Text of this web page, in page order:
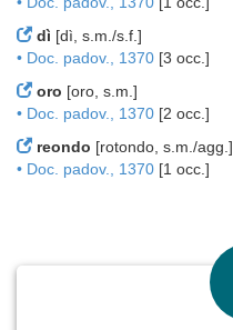
dì [dì, s.m./s.f.]
• Doc. padov., 1370 [3 occ.]
oro [oro, s.m.]
• Doc. padov., 1370 [2 occ.]
reondo [rotondo, s.m./agg.]
• Doc. padov., 1370 [1 occ.]